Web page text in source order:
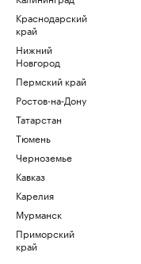
Краснодарский
край
Нижний
Новгород
Пермский край
Ростов-на-Дону
Татарстан
Тюмень
Черноземье
Кавказ
Карелия
Мурманск
Приморский
край